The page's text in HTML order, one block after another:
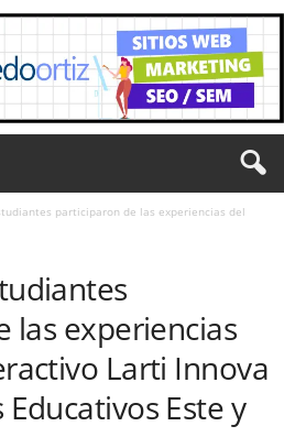
participaron de las experiencias del
las experiencias
Larti Innova
Este y